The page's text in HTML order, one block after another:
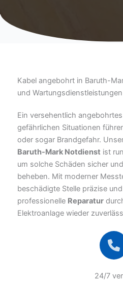
Kabel angebohrt in Baruth-
und Wartungsdienstleistungen
Ein versehentlich
gefährlichen Situationen
oder sogar Brandgefahr.
Baruth-Mark Notdienst ist
um solche Schäden sicher
beheben. Mit moderner
beschädigte Stelle präzise
professionelle Reparatur
Elektroanlage wieder
24/7